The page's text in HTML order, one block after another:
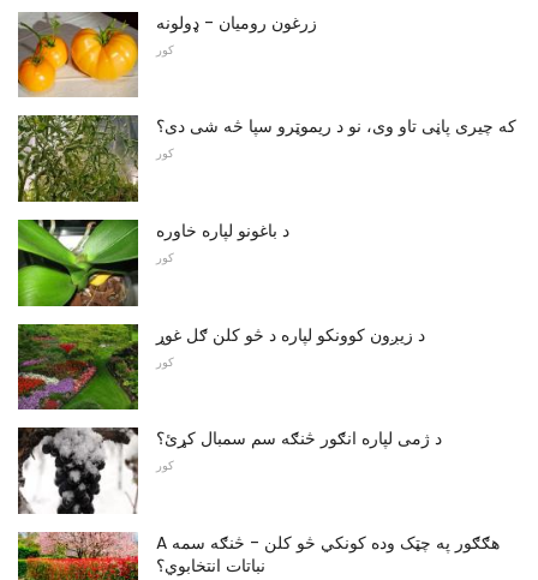
زرغون روميان - ډولونه
کور
که چیری پاڼی تاو وی، نو د ریموټرو سپا څه شی دی؟
کور
د باغونو لپاره خاوره
کور
د زیږون کوونکو لپاره د څو کلن ګل غوړ
کور
د ژمی لپاره انګور څنګه سم سمبال کړئ؟
کور
A هګګور په چټک وده کونکي څو کلن - څنګه سمه
نباتات انتخابوي؟